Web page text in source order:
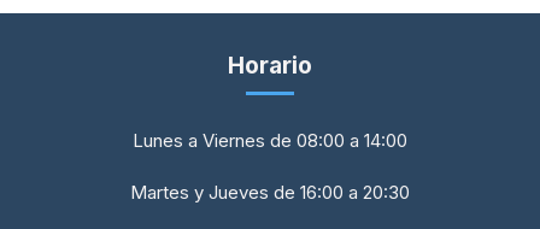
Horario
Lunes a Viernes de 08:00 a 14:00
Martes y Jueves de 16:00 a 20:30